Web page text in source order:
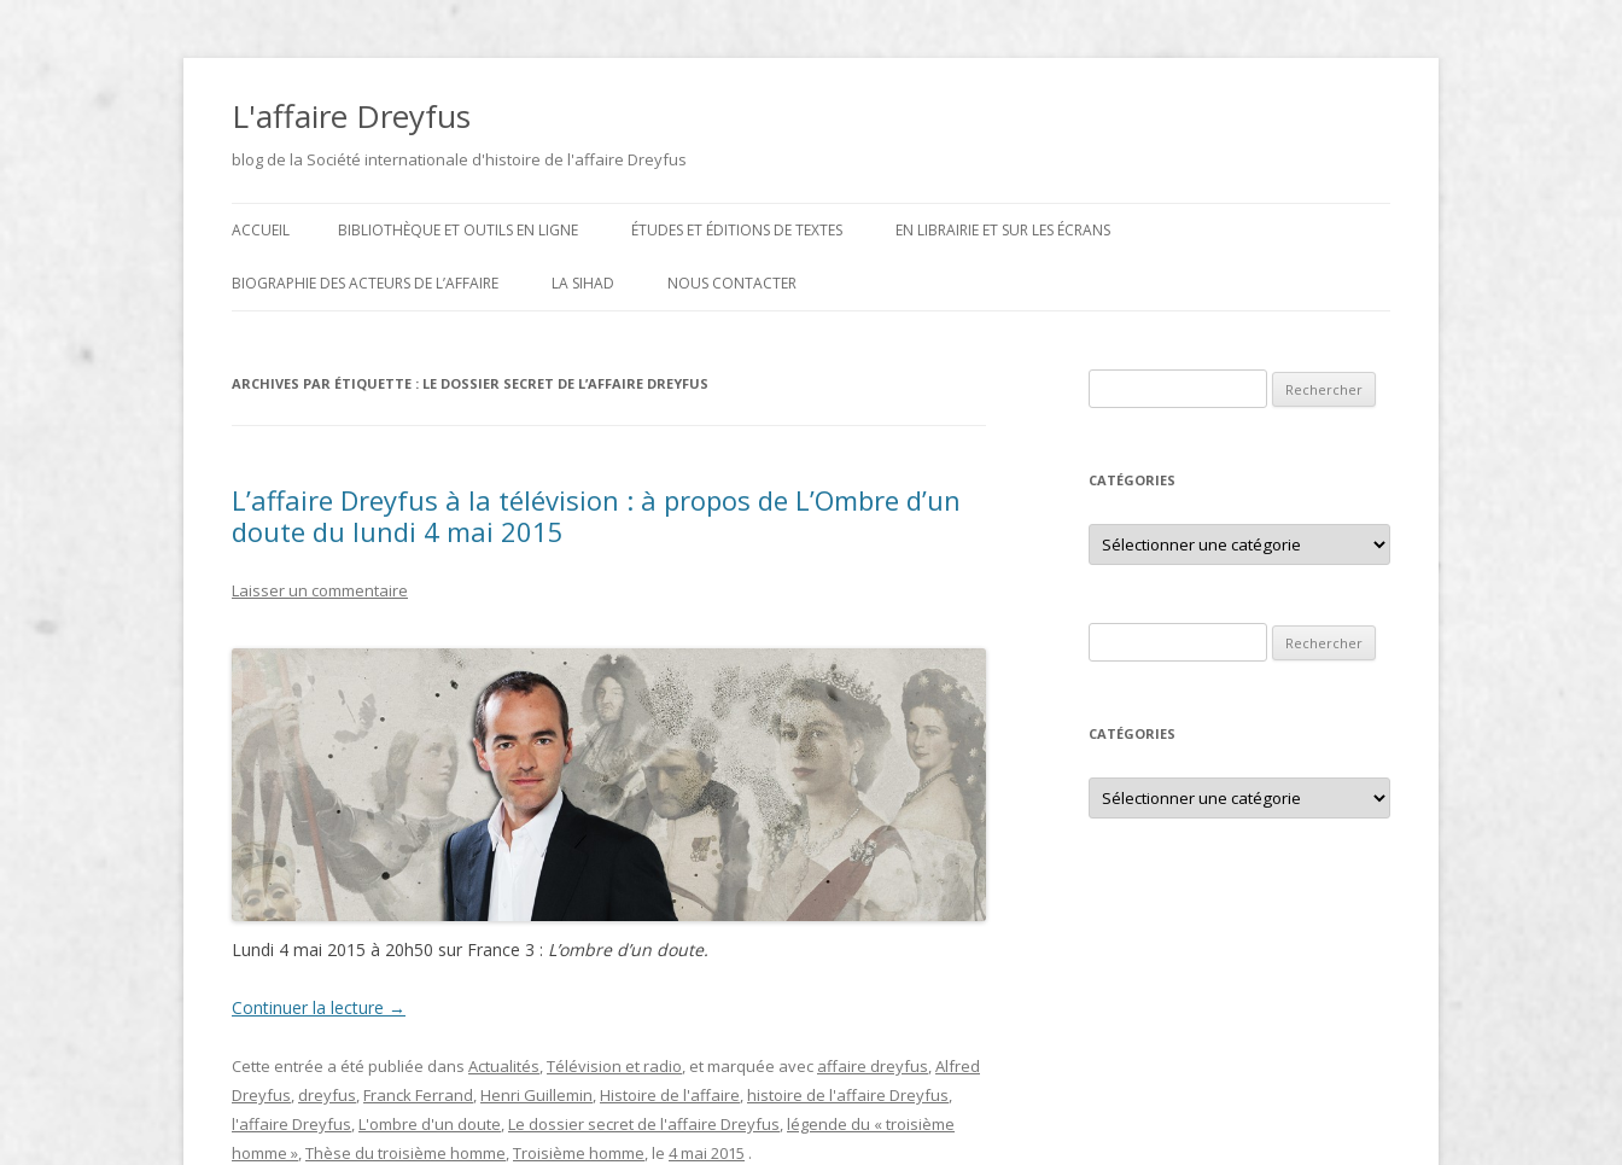
Aller
contenu
L'affaire Dreyfus
blog de la Société internationale d'histoire de l'affaire Dreyfus
ACCUEIL BIBLIOTHÈQUE ET OUTILS EN LIGNE
ARCHIVES
ICONOTHÈQUE
CARTES POSTALES ET
L’AFFAIRE DREYFUS AU CINÉMA
PARLEMENTAIRES FRANÇAIS DE
1889 À 1940 DE JEAN JOLLY EN
ÉTUDES ET ÉDITIONS DE TEXTES
ÉDITIONS DE TEXTES
EN LIBRAIRIE ET SUR LES ÉCRANS
2020
2021
2023
2025
BIOGRAPHIE DES ACTEURS DE L’AFFAIRE
DREYFUS
LA SIHAD NOUS CONTACTER
ARCHIVES PAR ÉTIQUETTE : LE DOSSIER SECRET DE L’AFFAIRE DREYFUS
L’affaire Dreyfus à la télévision : à propos de L’Ombre d’un
doute du lundi 4 mai 2015
Laisser un commentaire
Lundi 4 mai 2015 à 20h50 sur France 3 : L’ombre d’un doute.
Continuer la lecture →
Cette entrée a été publiée dans Actualités,Télévision et radio, et marquée avec affaire dreyfus,Alfred
Dreyfus, dreyfus, Franck Ferrand, Henri Guillemin, Histoire de l'affaire, histoire de l'affaire Dreyfus,
l'affaire Dreyfus, L'ombre d'un doute, Le dossier secret de l'affaire Dreyfus, légende du « troisième
homme »,Thèse du troisième homme,Troisième homme, le 4 mai 2015 .
CATÉGORIES
Catégories
CATÉGORIES
Catégories